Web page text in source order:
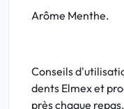
Arôme Menthe.
Conseils
dents Elmex et
près chaque repas.